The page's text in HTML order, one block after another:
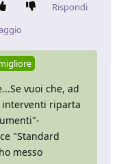
Rispondi
vuoi che, ad
interventi riparta
"Standard
messo